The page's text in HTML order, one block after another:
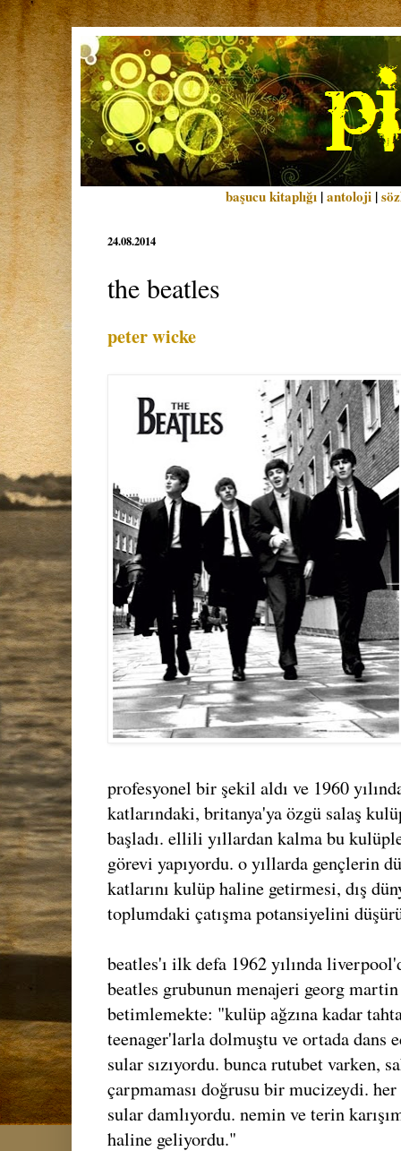
başucu kitaplığı |antoloji |
24.08.2014
the beatles
peter wicke
profesyonel bir şekil aldı ve 1960
katlarındaki, britanya'ya özgü salaş
başladı. ellili yıllardan kalma bu
görevi yapıyordu. o yıllarda gençlerin
katlarını kulüp haline getirmesi, dış
toplumdaki çatışma potansiyelini
beatles'ı ilk defa 1962 yılında
beatles grubunun menajeri georg
betimlemekte: "kulüp ağzına kadar
teenager'larla dolmuştu ve ortada dans
sular sızıyordu. bunca rutubet varken,
çarpmaması doğrusu bir mucizeydi.
sular damlıyordu. nemin ve terin
haline geliyordu."